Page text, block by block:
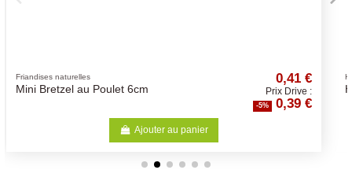
€
Drive :
Herbe à chat
Herbe A Chat 250Gr Prix
-5%
Ajouter au panier